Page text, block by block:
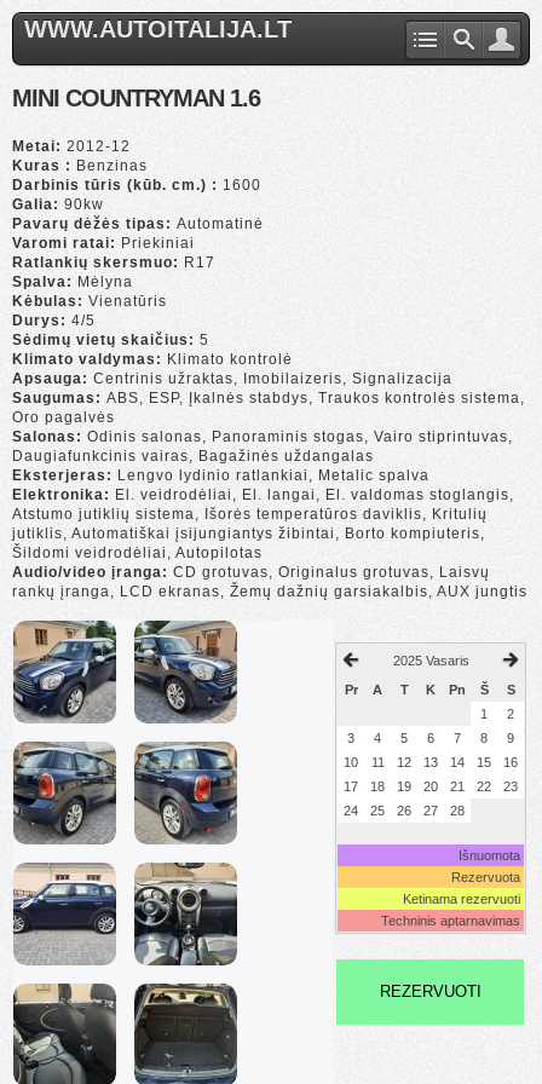
WWW.AUTOITALIJA.LT
MINI COUNTRYMAN 1.6
Metai: 2012-12
Kuras : Benzinas
Darbinis tūris (kūb. cm.) : 1600
Galia: 90kw
Pavarų dėžės tipas: Automatinė
Varomi ratai: Priekiniai
Ratlankių skersmuo: R17
Spalva: Mėlyna
Kėbulas: Vienatūris
Durys: 4/5
Sėdimų vietų skaičius: 5
Klimato valdymas: Klimato kontrolė
Apsauga: Centrinis užraktas, Imobilaizeris, Signalizacija
Saugumas: ABS, ESP, Įkalnės stabdys, Traukos kontrolės sistema,
Oro pagalvės
Salonas: Odinis salonas, Panoraminis stogas, Vairo stiprintuvas,
Daugiafunkcinis vairas, Bagažinės uždangalas
Eksterjeras: Lengvo lydinio ratlankiai, Metalic spalva
Elektronika: El. veidrodėliai, El. langai, El. valdomas stoglangis,
Atstumo jutiklių sistema, Išorės temperatūros daviklis, Kritulių
jutiklis, Automatiškai įsijungiantys žibintai, Borto kompiuteris,
Šildomi veidrodėliai, Autopilotas
Audio/video įranga: CD grotuvas, Originalus grotuvas, Laisvų
rankų įranga, LCD ekranas, Žemų dažnių garsiakalbis, AUX jungtis
2025 Vasaris
Pr
A T K Pn Š
S
1
2
3
4 5 6 7 8
9
10
11 12 13 14 15
16
17
18 19 20 21 22
23
24
25 26 27 28
Išnuomota
Rezervuota
Ketinama rezervuoti
Techninis aptarnavimas
REZERVUOTI